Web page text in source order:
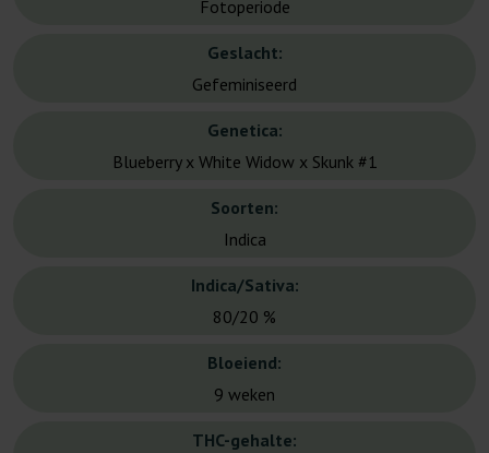
Fotoperiode
Geslacht:
Gefeminiseerd
Genetica:
Blueberry x White Widow x Skunk #1
Soorten:
Indica
Indica/Sativa:
80/20 %
Bloeiend:
9 weken
THC-gehalte: